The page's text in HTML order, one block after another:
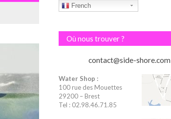
French
Où nous trouver ?
contact@side-shore.com
Water Shop :
100 rue des Mouettes
29200 – Brest
Tel : 02.98.46.71.85